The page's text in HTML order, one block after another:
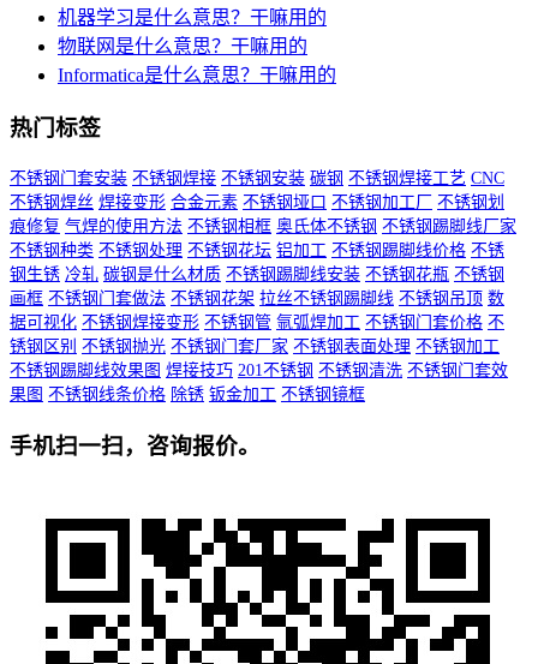
机器学习是什么意思？干嘛用的
物联网是什么意思？干嘛用的
Informatica是什么意思？干嘛用的
热门标签
不锈钢门套安装 不锈钢焊接 不锈钢安装 碳钢 不锈钢焊接工艺 CNC
不锈钢焊丝 焊接变形 合金元素 不锈钢垭口 不锈钢加工厂
不锈钢划
痕修复 气焊的使用方法 不锈钢相框 奥氏体不锈钢 不锈钢踢脚线厂家
不锈钢种类 不锈钢处理 不锈钢花坛 铝加工 不锈钢踢脚线价格 不锈
钢生锈 冷轧 碳钢是什么材质 不锈钢踢脚线安装 不锈钢花瓶 不锈钢
画框 不锈钢门套做法 不锈钢花架 拉丝不锈钢踢脚线 不锈钢吊顶 数
据可视化 不锈钢焊接变形 不锈钢管 氩弧焊加工 不锈钢门套价格 不
锈钢区别 不锈钢抛光 不锈钢门套厂家 不锈钢表面处理 不锈钢加工
不锈钢踢脚线效果图 焊接技巧 201不锈钢 不锈钢清洗 不锈钢门套效
果图 不锈钢线条价格 除锈 钣金加工 不锈钢镜框
手机扫一扫，咨询报价。